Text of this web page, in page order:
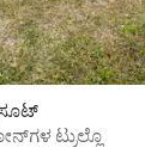
ಸೂಟ್
ಟ್ರುಲ್ಲೊ